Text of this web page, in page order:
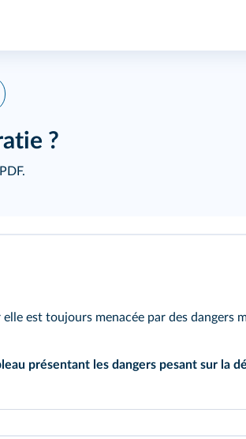
?
est toujours menacée par des
présentant les dangers pesant sur la